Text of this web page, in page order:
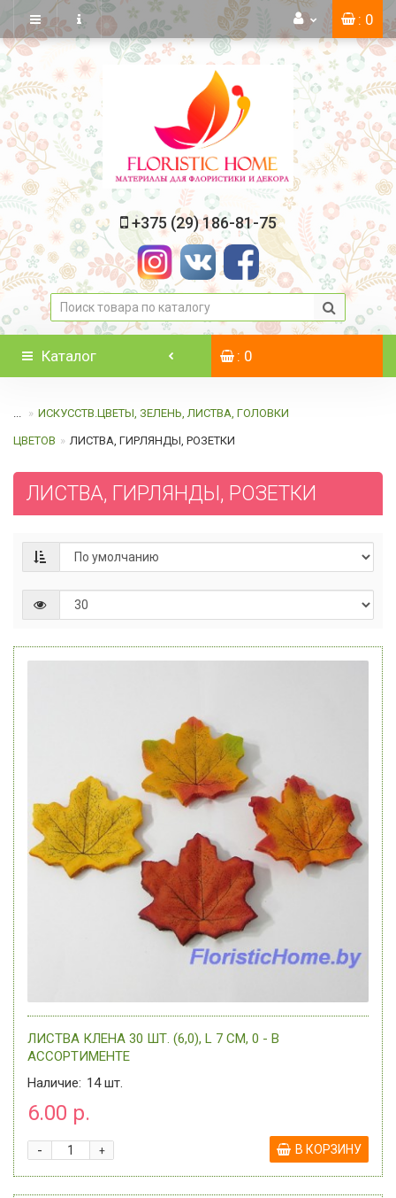
: 0
+375 (29) 186-81-75
Каталог : 0
... ИСКУССТВ.ЦВЕТЫ, ЗЕЛЕНЬ, ЛИСТВА, ГОЛОВКИ
ЦВЕТОВ ЛИСТВА, ГИРЛЯНДЫ, РОЗЕТКИ
ЛИСТВА, ГИРЛЯНДЫ, РОЗЕТКИ
ЛИСТВА КЛЕНА 30 ШТ. (6,0), L 7 СМ, 0 - В
АССОРТИМЕНТЕ
Наличие: 14шт.
6.00 р.
+
- В КОРЗИНУ